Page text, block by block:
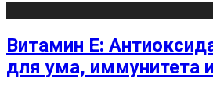
Витамин Е:
для ума, иммунитета